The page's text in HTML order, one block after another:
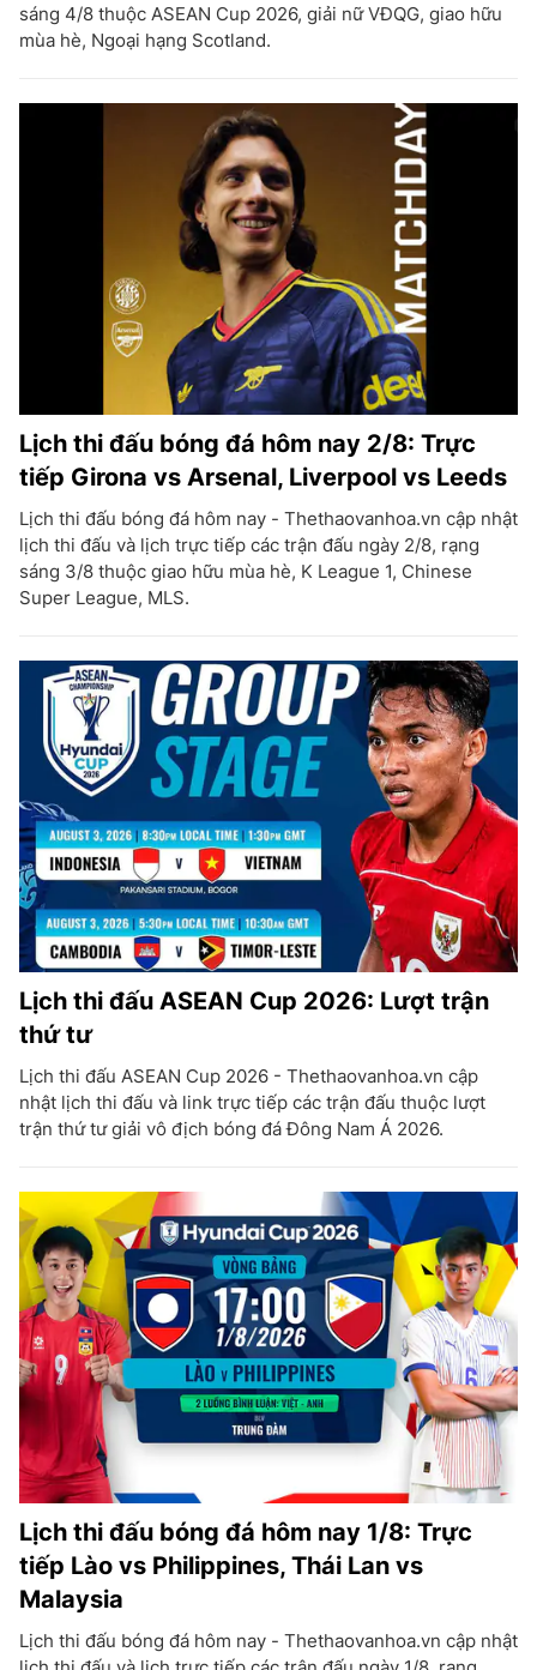
sáng 4/8 thuộc ASEAN Cup 2026, giải nữ VĐQG, giao hữu
mùa hè, Ngoại hạng Scotland.
Lịch thi đấu bóng đá hôm nay 2/8: Trực
tiếp Girona vs Arsenal, Liverpool vs Leeds
Lịch thi đấu bóng đá hôm nay - Thethaovanhoa.vn cập nhật
lịch thi đấu và lịch trực tiếp các trận đấu ngày 2/8, rạng
sáng 3/8 thuộc giao hữu mùa hè, K League 1, Chinese
Super League, MLS.
Lịch thi đấu ASEAN Cup 2026: Lượt trận
thứ tư
Lịch thi đấu ASEAN Cup 2026 - Thethaovanhoa.vn cập
nhật lịch thi đấu và link trực tiếp các trận đấu thuộc lượt
trận thứ tư giải vô địch bóng đá Đông Nam Á 2026.
Lịch thi đấu bóng đá hôm nay 1/8: Trực
tiếp Lào vs Philippines, Thái Lan vs
Malaysia
Lịch thi đấu bóng đá hôm nay - Thethaovanhoa.vn cập nhật